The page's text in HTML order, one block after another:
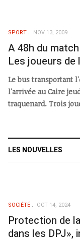
SPORT NOV 13, 2009
A 48h du
Les joueurs de
Le bus transportant
l'arrivée au Caire
traquenard. Trois
LES NOUVELLES
SOCIÉTÉ OCT 14, 2024
Protection de
dans les DPJ»,